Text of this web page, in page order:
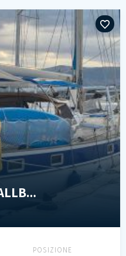
HALLBERG RASSY HALLBERG RASSY 49
POSIZIONE